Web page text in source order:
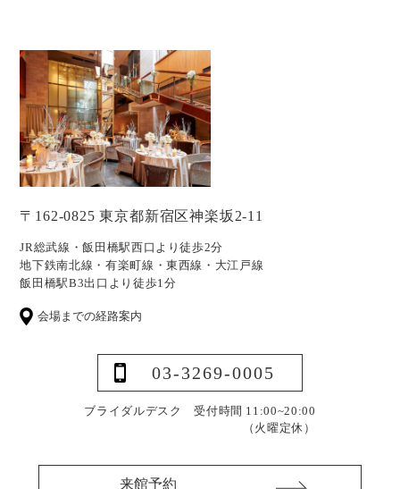
〒162-0825 東京都新宿区神楽坂2-11
JR総武線・飯田橋駅西口より徒歩2分
地下鉄南北線・有楽町線・東西線・大江戸線
飯田橋駅B3出口より徒歩1分
会場までの経路案内
03-3269-0005
ブライダルデスク 受付時間 11:00~20:00
（火曜定休）
来館予約